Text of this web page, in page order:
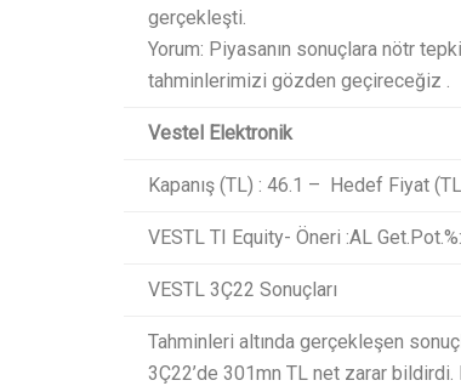
gerçekleşti.
Yorum: Piyasanın sonuçlara nötr
tahminlerimizi gözden geçireceğiz .
Vestel Elektronik
Kapanış (TL) : 46.1 – Hedef Fiyat
VESTL TI Equity- Öneri :AL
VESTL 3Ç22 Sonuçları
Tahminleri altında gerçekleşen
3Ç22’de 301mn TL net zarar